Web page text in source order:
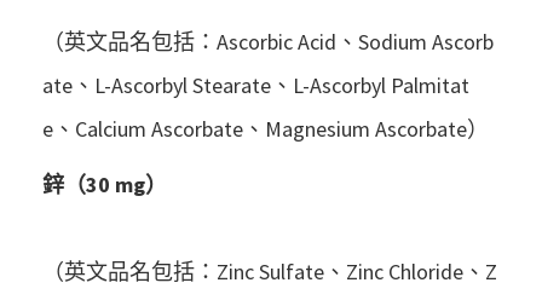
（英文品名包括：Ascorbic Acid、Sodium Ascorb
ate、L-Ascorbyl Stearate、L-Ascorbyl Palmitat
e、Calcium Ascorbate、Magnesium Ascorbate）
鋅（30 mg）
（英文品名包括：Zinc Sulfate、Zinc Chloride、Z